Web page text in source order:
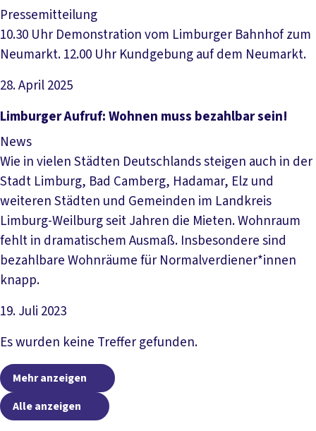
Pressemitteilung
10.30 Uhr Demonstration vom Limburger Bahnhof zum
Neumarkt. 12.00 Uhr Kundgebung auf dem Neumarkt.
28. April 2025
Artikel lesen
Limburger Aufruf: Wohnen muss bezahlbar sein!
News
Wie in vielen Städten Deutschlands steigen auch in der
Stadt Limburg, Bad Camberg, Hadamar, Elz und
weiteren Städten und Gemeinden im Landkreis
Limburg-Weilburg seit Jahren die Mieten. Wohnraum
fehlt in dramatischem Ausmaß. Insbesondere sind
bezahlbare Wohnräume für Normalverdiener*innen
knapp.
19. Juli 2023
Artikel lesen
Es wurden keine Treffer gefunden.
Mehr anzeigen
Alle anzeigen